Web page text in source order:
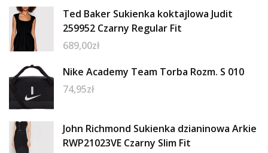
Ted Baker Sukienka koktajlowa Judit
259952 Czarny Regular Fit
689,00zł
Nike Academy Team Torba Rozm. S 010
74,95zł
John Richmond Sukienka dzianinowa Arkie
RWP21023VE Czarny Slim Fit